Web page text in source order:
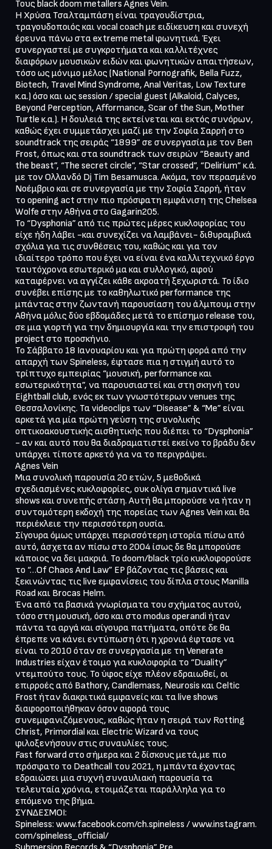
Τους black doom metallers Agnes Vein.
Η Χρύσα Τσαλταμπάση είναι τραγουδίστρια,
τραγουδοποιός και vocal coach με ειδίκευση και συνεχή
έρευνα πάνω στα extreme metal φωνητικά. Έχει
συνεργαστεί με συγκροτήματα και καλλιτέχνες
διαφόρων μουσικών ειδών και φωνητικών απαιτήσεων,
τόσο ως μόνιμο μέλος (National Pornografik, Bella Fuzz,
Biotech, Travel Mind Syndrome, Anal Veritas, Low Texture
κ.α.) όσο και ως session / special guest (Alkaloid, Calyces,
Beyond Perception, Afformance, Scar of the Sun, Mother
Turtle κ.α.). Η δουλειά της εκτείνεται και εκτός συνόρων,
καθώς έχει συμμετάσχει μαζί με την Σοφία Σαρρή στο
soundtrack της σειράς “1899” σε συνεργασία με τον Ben
Frost, όπως και στα soundtrack των σειρών “Βeauty and
the beast”, “The secret circle”, “Star crossed”, “Delirium” κ.ά.
με τον Ολλανδό Dj Tim Besamusca. Ακόμα, τον περασμένο
Νοέμβριο και σε συνεργασία με την Σοφία Σαρρή, ήταν
το opening act στην πιο πρόσφατη εμφάνιση της Chelsea
Wolfe στην Αθήνα στο Gagarin205.
Το “Dysphonia” από τις πρώτες μέρες κυκλοφορίας του
είχε ήδη λάβει -και συνεχίζει να λαμβάνει- διθυραμβικά
σχόλια για τις συνθέσεις του, καθώς και για τον
ιδιαίτερο τρόπο που έχει να είναι ένα καλλιτεχνικό έργο
ταυτόχρονα εσωτερικό μα και συλλογικό, αφού
καταφέρνει να αγγίζει κάθε ακροατή ξεχωριστά. Το ίδιο
συνέβει επίσης με το καθηλωτικό performance της
μπάντας στην ζωντανή παρουσίαση του άλμπουμ στην
Αθήνα μόλις δύο εβδομάδες μετά το επίσημο release του,
σε μια γιορτή για την δημιουργία και την επιστροφή του
project στο προσκήνιο.
Το Σάββατο 18 Ιανουαρίου και για πρώτη φορά από την
απαρχή των Spineless, έφτασε πια η στιγμή αυτό το
τρίπτυχο εμπειρίας “μουσική, performance και
εσωτερικότητα”, να παρουσιαστεί και στη σκηνή του
Eightball club, ενός εκ των γνωστότερων venues της
Θεσσαλονίκης. Τα videoclips των “Disease” & “Me” είναι
αρκετά για μία πρώτη γεύση της συνολικής
οπτικοακουστικής αισθητικής που διέπει το “Dysphonia”
- αν και αυτό που θα διαδραματιστεί εκείνο το βράδυ δεν
υπάρχει τίποτε αρκετό για να το περιγράψει.
Agnes Vein
Μια συνολική παρουσία 20 ετών, 5 μεθοδικά
σχεδιασμένες κυκλοφορίες, ουκ ολίγα σημαντικά live
shows και συνεπής στάση. Αυτή θα μπορούσε να ήταν η
συντομότερη εκδοχή της πορείας των Agnes Vein και θα
περιέκλειε την περισσότερη ουσία.
Σίγουρα όμως υπάρχει περισσότερη ιστορία πίσω από
αυτό, άσχετα αν πίσω στο 2004 ίσως δε θα μπορούσε
κάποιος να δει μακριά. Το doom/black τρίο κυκλοφορούσε
το “…Of Chaos And Law” EP βάζοντας τις βάσεις και
ξεκινώντας τις live εμφανίσεις του δίπλα στους Manilla
Road και Brocas Helm.
Ένα από τα βασικά γνωρίσματα του σχήματος αυτού,
τόσο στη μουσική, όσο και στο modus operandi ήταν
πάντα τα αργά και σίγουρα πατήματα, οπότε δε θα
έπρεπε να κάνει εντύπωση ότι η χρονιά έφτασε να
είναι το 2010 όταν σε συνεργασία με τη Venerate
Industries είχαν έτοιμο για κυκλοφορία το “Duality”
ντεμπούτο τους. Το ύφος είχε πλέον εδραιωθεί, οι
επιρροές από Bathory, Candlemass, Neurosis και Celtic
Frost ήταν διακριτικά εμφανείς και τα live shows
διαφοροποιήθηκαν όσον αφορά τους
συνεμφανιζόμενους, καθώς ήταν η σειρά των Rotting
Christ, Primordial και Electric Wizard να τους
φιλοξενήσουν στις συναυλίες τους.
Fast forward στο σήμερα και 2 δίσκους μετά,με πιο
πρόσφατο το Deathcall του 2021, η μπάντα έχοντας
εδραιώσει μια συχνή συναυλιακή παρουσία τα
τελευταία χρόνια, ετοιμάζεται παράλληλα για το
επόμενο της βήμα.
ΣΥΝΔΕΣΜΟΙ:
Spineless: www.facebook.com/ch.spineless / www.instagram.
com/spineless_official/